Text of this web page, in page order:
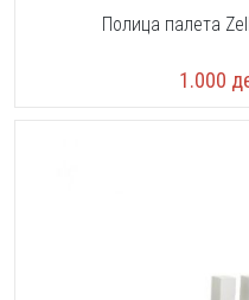
Полица палета
1.000